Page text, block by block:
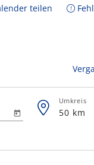
teilen
50 km
Umkreis